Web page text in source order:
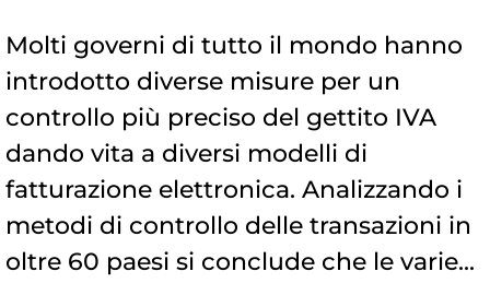
Molti governi di tutto il mondo hanno
introdotto diverse misure per un
controllo più preciso del gettito IVA
dando vita a diversi modelli di
fatturazione elettronica. Analizzando i
metodi di controllo delle transazioni in
oltre 60 paesi si conclude che le varie...